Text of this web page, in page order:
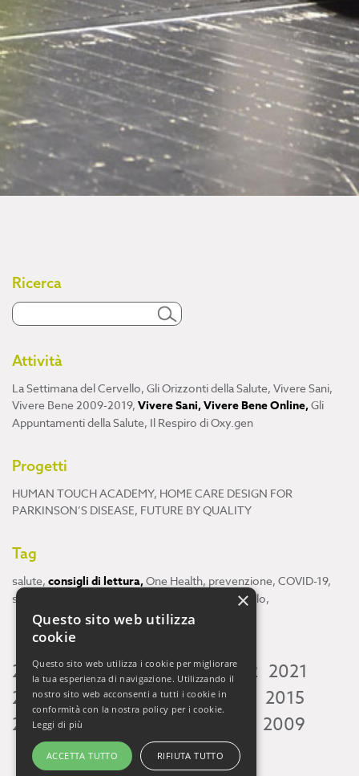
Ricerca
Attività
La Settimana del Cervello, Gli Orizzonti della Salute, Vivere Sani,
Vivere Bene 2009-2019, Vivere Sani, Vivere Bene Online,Gli
Appuntamenti della Salute, Il Respiro di Oxy.gen
Progetti
HUMAN TOUCH ACADEMY, HOME CARE DESIGN FOR
PARKINSON’S DISEASE, FUTURE BY QUALITY
Tag
salute, consigli di lettura,One Health, prevenzione, COVID-19,
scienza
cervello,
2026 2025 2024 2023 2022 2021
2020 2019 2018 2017 2016
2015
2014 2013 2009
×
Questo sito web utilizza
cookie
Questo sito web utilizza i cookie per migliorare
la tua esperienza di navigazione. Utilizzando il
nostro sito web acconsenti a tutti i cookie in
conformità con la nostra policy per i cookie.
Leggi di più
ACCETTA TUTTO RIFIUTA TUTTO